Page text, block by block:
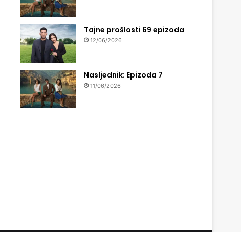
Tajne prošlosti 69 epizoda
12/06/2026
Nasljednik: Epizoda 7
11/06/2026